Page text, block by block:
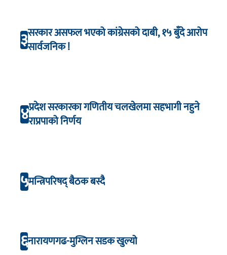
३सरकार असफल भएको कांग्रेसको दाबी, १५ बुँदे आरोप
सार्वजनिक !
४प्रदेश सरकारका गणितीय चलखेलमा सहभागी नहुने
राप्रपाको निर्णय
५मन्त्रिपरिषद् बैठक बस्दै
६नारायणगढ-मुग्लिन सडक खुल्यो